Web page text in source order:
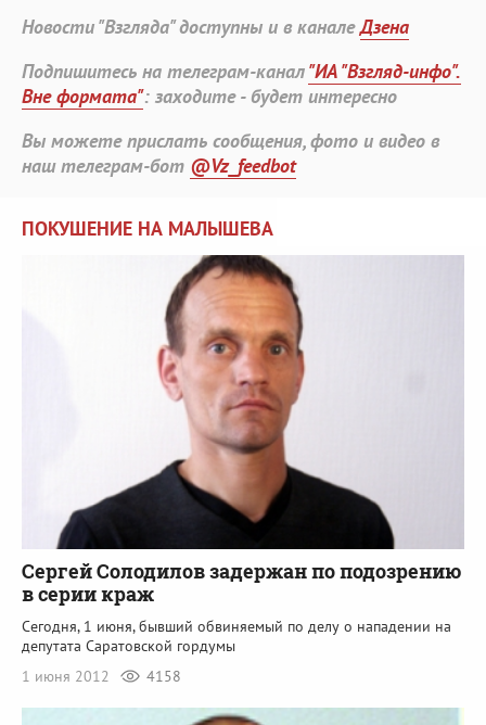
Новости "Взгляда" доступны и в каналеДзена
Подпишитесь на телеграм-канал"ИА "Взгляд-инфо".
Вне формата": заходите - будет интересно
Вы можете прислать сообщения, фото и видео в
наш телеграм-бот @Vz_feedbot
ПОКУШЕНИЕ НА МАЛЫШЕВА
Сергей Солодилов задержан по подозрению
в серии краж
Сегодня, 1 июня, бывший обвиняемый по делу о нападении на
депутата Саратовской гордумы
1 июня 2012
4158